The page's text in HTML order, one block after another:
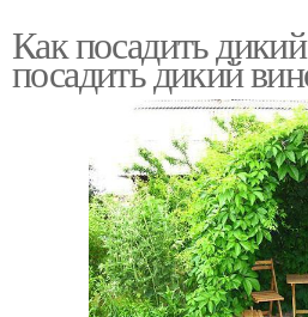
Как посадить
посадить дикий